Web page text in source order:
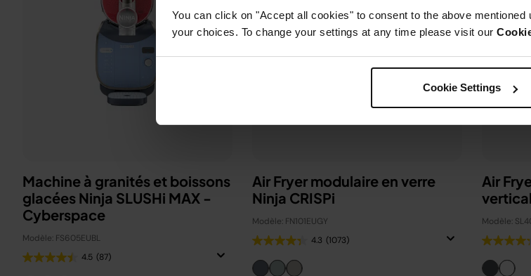
You can click on "Accept all cookies" to consent to the above
your choices. To change your settings at any time please visit our
Cookie Settings
Machine à granités et boissons
glacées Ninja SLUSHi MAX -
Cyberspace
Modèle: FS605EUBL
4.5 (87)
Air Fryer modulaire en verre
Ninja CRISPi
Modèle: FN101EUGY
4.3 (1073)
Air
Modèle: